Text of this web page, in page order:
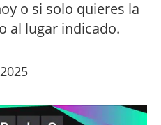
o si solo quieres la
al lugar indicado.